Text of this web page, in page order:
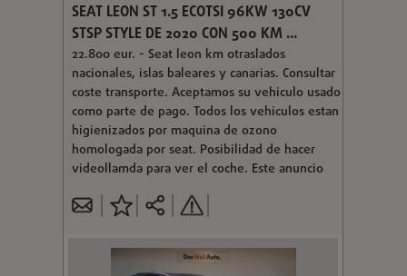
SEAT LEON ST 1.5 ECOTSI 96KW 130CV
STSP STYLE DE 2020 CON 500 KM ...
22.800 eur. - Seat leon km 0traslados
nacionales, islas baleares y canarias. Consultar
coste transporte. Aceptamos su vehiculo usado
como parte de pago. Todos los vehiculos estan
higienizados por maquina de ozono
homologada por seat. Posibilidad de hacer
videollamda para ver el coche. Este anuncio